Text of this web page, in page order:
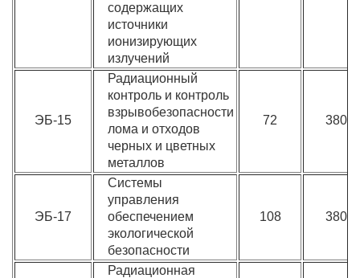
содержащих
источники
ионизирующих
излучений
ЭБ-15
Радиационный
контроль и контроль
взрывобезопасности
лома и отходов
черных и цветных
металлов
72 3800
ЭБ-17
Системы
управления
обеспечением
экологической
безопасности
108 3800
Радиационная